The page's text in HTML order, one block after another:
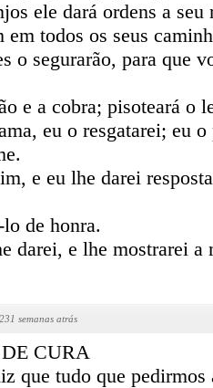
ele dará ordens a seu
em todos os seus
o segurarão, para que
e a cobra; pisoteará o
eu o resgatarei; eu
e eu lhe darei
de honra.
darei, e lhe mostrarei a
231 semanas atrás
CURA
que tudo que pedirmos